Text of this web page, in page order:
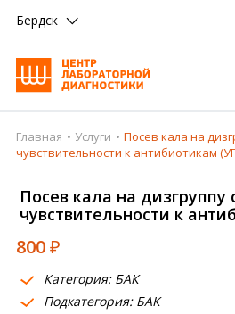
Бердск
Главная
Врачи
Получить результат
Пациентам
Главная Услуги
Посев кала на
чувствительности к антибиотикам
Посев кала на
чувствительности к
800₽
Категория: БАК
Подкатегория: БАК